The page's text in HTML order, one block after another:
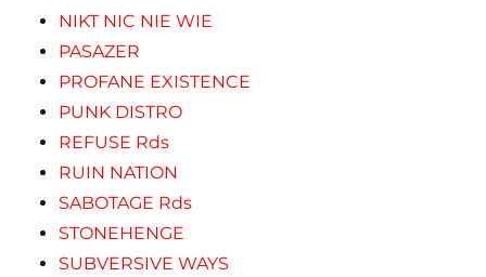
NIKT NIC NIE WIE
PASAZER
PROFANE EXISTENCE
PUNK DISTRO
REFUSE Rds
RUIN NATION
SABOTAGE Rds
STONEHENGE
SUBVERSIVE WAYS